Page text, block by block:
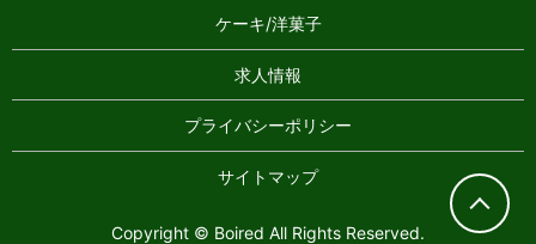
ケーキ/洋菓子
求人情報
プライバシーポリシー
サイトマップ
Copyright © Boired All Rights Reserved.